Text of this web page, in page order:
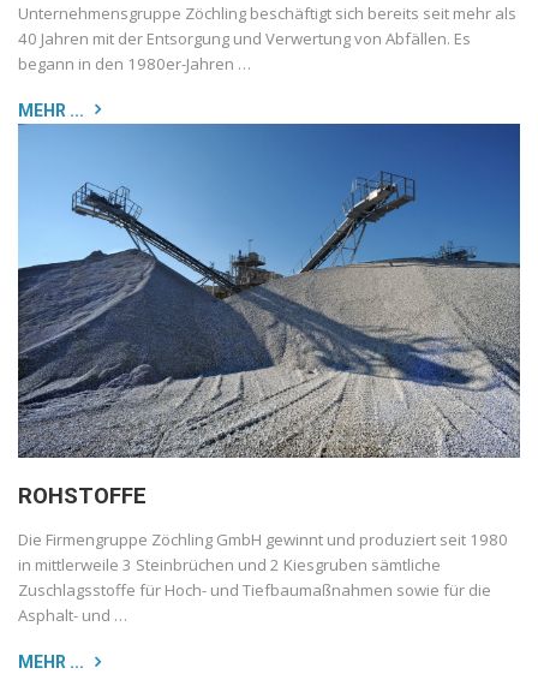
Unternehmensgruppe Zöchling beschäftigt sich bereits seit mehr als
40 Jahren mit der Entsorgung und Verwertung von Abfällen. Es
begann in den 1980er-Jahren …
MEHR ...
ROHSTOFFE
Die Firmengruppe Zöchling GmbH gewinnt und produziert seit 1980
in mittlerweile 3 Steinbrüchen und 2 Kiesgruben sämtliche
Zuschlagsstoffe für Hoch- und Tiefbaumaßnahmen sowie für die
Asphalt- und …
MEHR ...